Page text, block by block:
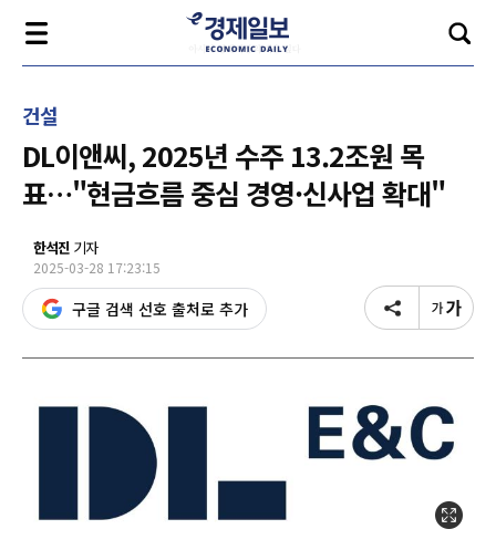
건설
DL이앤씨, 2025년 수주 13.2조원 목
표…"현금흐름 중심 경영·신사업 확대"
한석진 기자
2025-03-28 17:23:15
구글 검색 선호 출처로 추가